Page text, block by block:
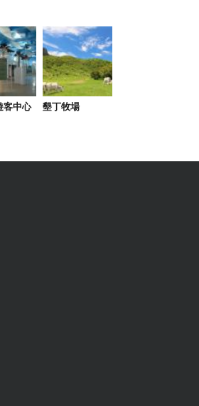
07-03 20:30:46
路就可徒步走到大灣沙灘玩水 走小巷
大街 玩水回來可直接在門口洗腳 櫃
房間舒適乾淨，清潔
的不是海景房也有小陽台，陽台邊有
在大街附近但鬧中取靜，海景第一
櫃檯服務態度很好，環境、設備也
客中心 墾丁牧場